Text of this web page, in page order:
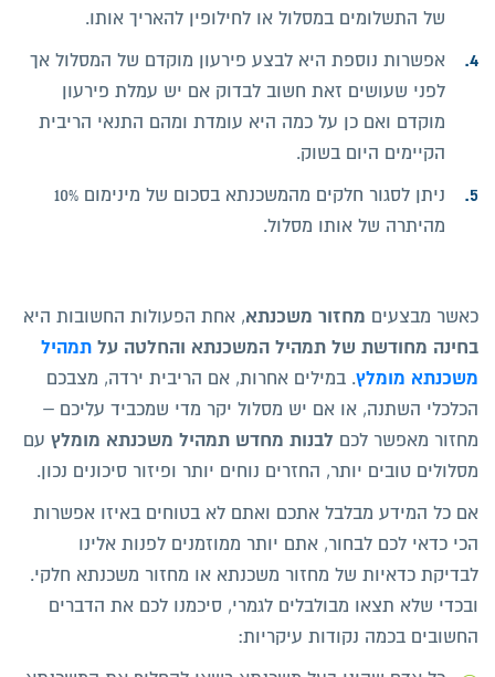
של התשלומים במסלול או לחילופין להאריך אותו.
אפשרות נוספת היא לבצע פירעון מוקדם של המסלול אך
לפני שעושים זאת חשוב לבדוק אם יש עמלת פירעון
מוקדם ואם כן על כמה היא עומדת ומהם התנאי הריבית
הקיימים היום בשוק.
ניתן לסגור חלקים מהמשכנתא בסכום של מינימום 10%
מהיתרה של אותו מסלול.
כאשר מבצעים מחזור משכנתא, אחת הפעולות החשובות היא
בחינה מחודשת של תמהיל המשכנתא והחלטה על תמהיל
משכנתא מומלץ. במילים אחרות, אם הריבית ירדה, מצבכם
הכלכלי השתנה, או אם יש מסלול יקר מדי שמכביד עליכם –
מחזור מאפשר לכם לבנות מחדש תמהיל משכנתא מומלץ עם
מסלולים טובים יותר, החזרים נוחים יותר ופיזור סיכונים נכון.
אם כל המידע מבלבל אתכם ואתם לא בטוחים באיזו אפשרות
הכי כדאי לכם לבחור, אתם יותר ממוזמנים לפנות אלינו
לבדיקת כדאיות של מחזור משכנתא או מחזור משכנתא חלקי.
ובכדי שלא תצאו מבולבלים לגמרי, סיכמנו לכם את הדברים
החשובים בכמה נקודות עיקריות: